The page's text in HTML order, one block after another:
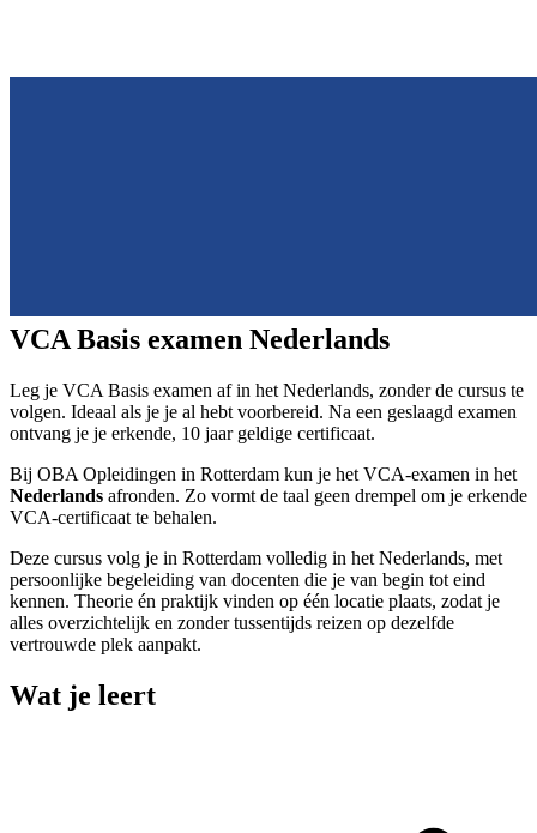
VCA Basis examen Nederlands
Leg je VCA Basis examen af in het Nederlands, zonder de cursus te
volgen. Ideaal als je je al hebt voorbereid. Na een geslaagd examen
ontvang je je erkende, 10 jaar geldige certificaat.
Bij OBA Opleidingen in Rotterdam kun je het VCA-examen in het
Nederlands afronden. Zo vormt de taal geen drempel om je erkende
VCA-certificaat te behalen.
Deze cursus volg je in Rotterdam volledig in het Nederlands, met
persoonlijke begeleiding van docenten die je van begin tot eind
kennen. Theorie én praktijk vinden op één locatie plaats, zodat je
alles overzichtelijk en zonder tussentijds reizen op dezelfde
vertrouwde plek aanpakt.
Wat je leert